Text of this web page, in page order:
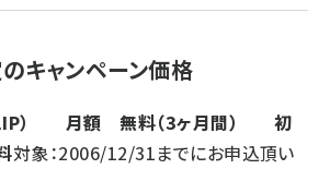
キャンペーン価格
１IP） 月額 無料（3ヶ月間） 初
対象：2006/12/31までにお申込頂い